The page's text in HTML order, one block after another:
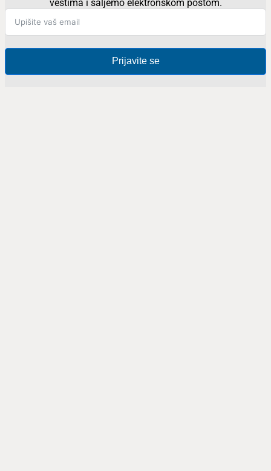
vestima i šaljemo elektronskom poštom.
Prijavite se